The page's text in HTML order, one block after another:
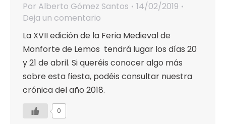
Por Alberto Gómez Santos
14/02/2019
Deja un comentario
La XVII edición de la Feria Medieval de
Monforte de Lemos tendrá lugar los días 20
y 21 de abril. Si queréis conocer algo más
sobre esta fiesta, podéis consultar nuestra
crónica del año 2018.
0